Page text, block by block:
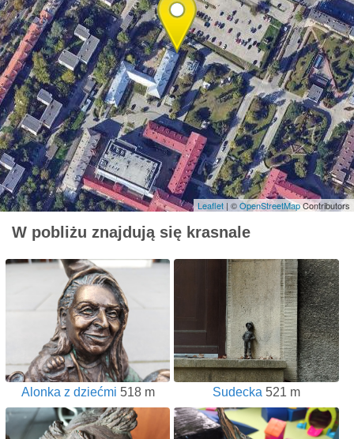
Leaflet | ©OpenStreetMapContributors
W pobliżu znajdują się krasnale
Alonka z dziećmi 518 m Sudecka 521 m